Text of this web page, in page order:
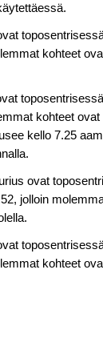
kohteet
kohteet ovat
kello 7.25
ovat
jolloin
kohteet